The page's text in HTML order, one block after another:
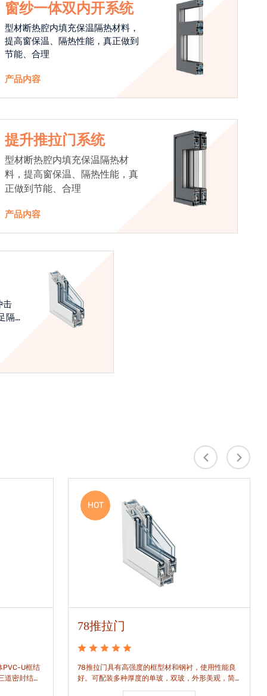
窗纱一体双内开系统
型材断热腔内填充保温隔热材料，
提高窗保温、隔热性能，真正做到
节能、合理
产品内容
提升推拉门系统
型材断热腔内填充保温隔热材
料，提高窗保温、隔热性能，真
正做到节能、合理
产品内容
击
隔
PVC-U框结
道密封结
HOT
78推拉门
78推拉门具有高强度的框型材和钢衬，使用性能良
好。可配装多种厚度的单玻，双玻，外形美观，简